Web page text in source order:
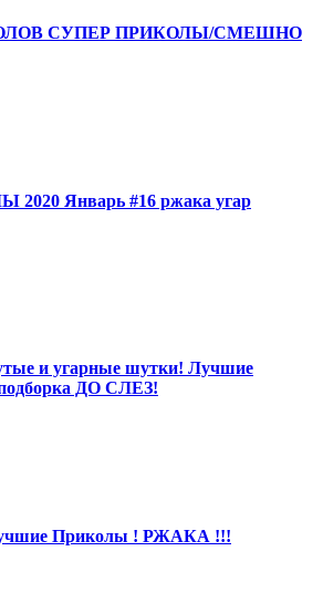
СУПЕР ПРИКОЛЫ/СМЕШНО
Январь #16 ржака угар
и угарные шутки! Лучшие
ДО СЛЕЗ!
Приколы ! РЖАКА !!!